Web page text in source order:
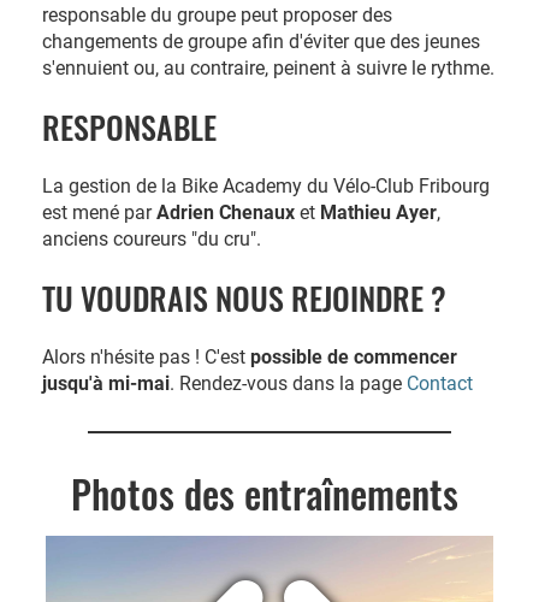
responsable du groupe peut proposer des
changements de groupe afin d'éviter que des jeunes
s'ennuient ou, au contraire, peinent à suivre le rythme.
RESPONSABLE
La gestion de la Bike Academy du Vélo-Club Fribourg
est mené parAdrien Chenaux et Mathieu Ayer,
anciens coureurs "du cru".
TU VOUDRAIS NOUS REJOINDRE ?
Alors n'hésite pas ! C'est possible de commencer
jusqu'à mi-mai. Rendez-vous dans la page Contact
Photos des entraînements